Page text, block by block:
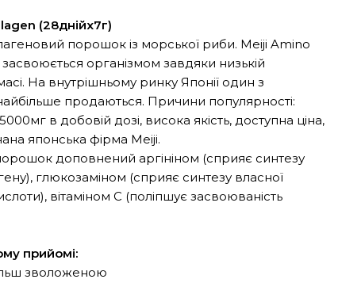
(28днійх7г)
порошок із морської риби. Meiji Amino
організмом завдяки низькій
На внутрішньому ринку Японії один з
продаються. Причини популярності:
в добовій дозі, висока якість, доступна ціна,
японська фірма Meiji.
доповнений аргініном (сприяє синтезу
глюкозаміном (сприяє синтезу власної
вітаміном С (поліпшує засвоюваність
прийомі:
зволоженою